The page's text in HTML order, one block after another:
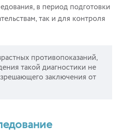
в период подготовки
так и для контроля
противопоказаний,
такой диагностики не
заключения от